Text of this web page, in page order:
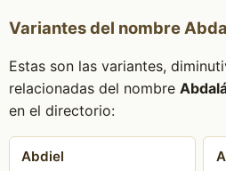
Variantes del nombre
Estas son las variantes,
relacionadas del nombre
en el directorio:
Abdiel